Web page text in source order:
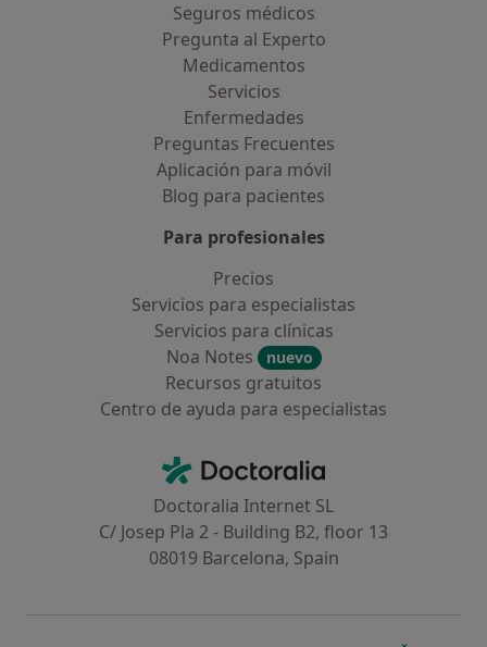
Seguros médicos
Pregunta al Experto
Medicamentos
Servicios
Enfermedades
Preguntas Frecuentes
Aplicación para móvil
Blog para pacientes
Para profesionales
Precios
Servicios para especialistas
Servicios para clínicas
Noa Notes
nuevo
Recursos gratuitos
Centro de ayuda para especialistas
Doctoralia - Página de inicio
Doctoralia Internet SL
C/ Josep Pla 2 - Building B2, floor 13
08019 Barcelona, Spain